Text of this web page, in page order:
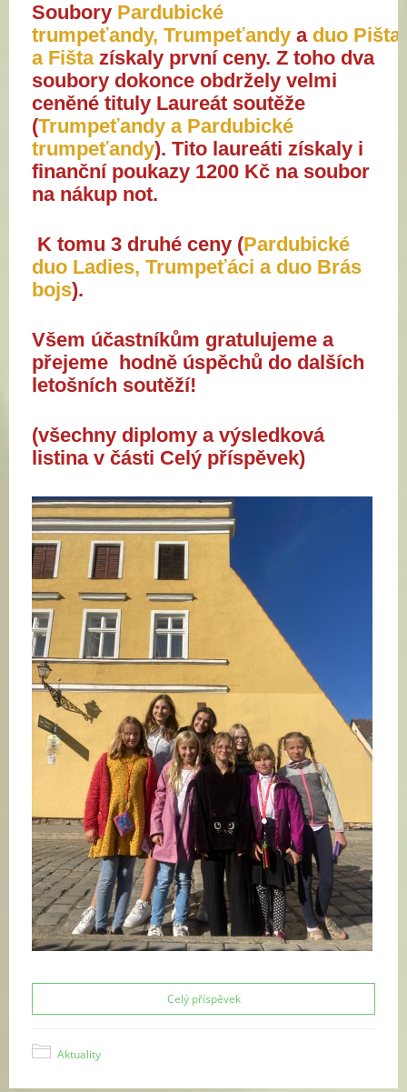
Soubory Pardubické
trumpeťandy, Trumpeťandy a duo Pišta
a Fišta získaly první ceny. Z toho dva
soubory dokonce obdržely velmi
ceněné tituly Laureát soutěže
(Trumpeťandy a Pardubické
trumpeťandy). Tito laureáti získaly i
finanční poukazy 1200 Kč na soubor
na nákup not.
K tomu 3 druhé ceny (Pardubické
duo Ladies, Trumpeťáci a duo Brás
bojs).
Všem účastníkům gratulujeme a
přejeme hodně úspěchů do dalších
letošních soutěží!
(všechny diplomy a výsledková
listina v části Celý příspěvek)
Celý příspěvek
Aktuality